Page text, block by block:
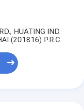
HUATING IND.
(201816) P.R.C.